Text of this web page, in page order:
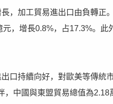
，加工貿易進出口由負轉正
，增長0.8%，占17.3%。
口持續向好，對歐美等傳統
，中國與東盟貿易總值為